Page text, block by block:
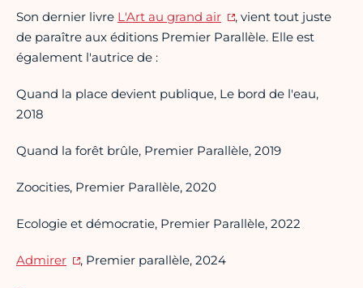
Son dernier livre L'Art au grand air
, vient tout juste
de paraître aux éditions Premier Parallèle. Elle est
également l'autrice de :
Quand la place devient publique, Le bord de l'eau,
2018
Quand la forêt brûle, Premier Parallèle, 2019
Zoocities, Premier Parallèle, 2020
Ecologie et démocratie, Premier Parallèle, 2022
Admirer , Premier parallèle, 2024